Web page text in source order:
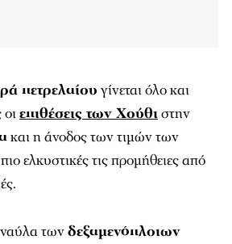
πετρελαίου γίνεται όλο και
επιθέσεις των Χούθιστην
και η άνοδος των τιμών των
ελκυστικές τις προμήθειες από
ναύλα τωνδεξαμενόπλοιων